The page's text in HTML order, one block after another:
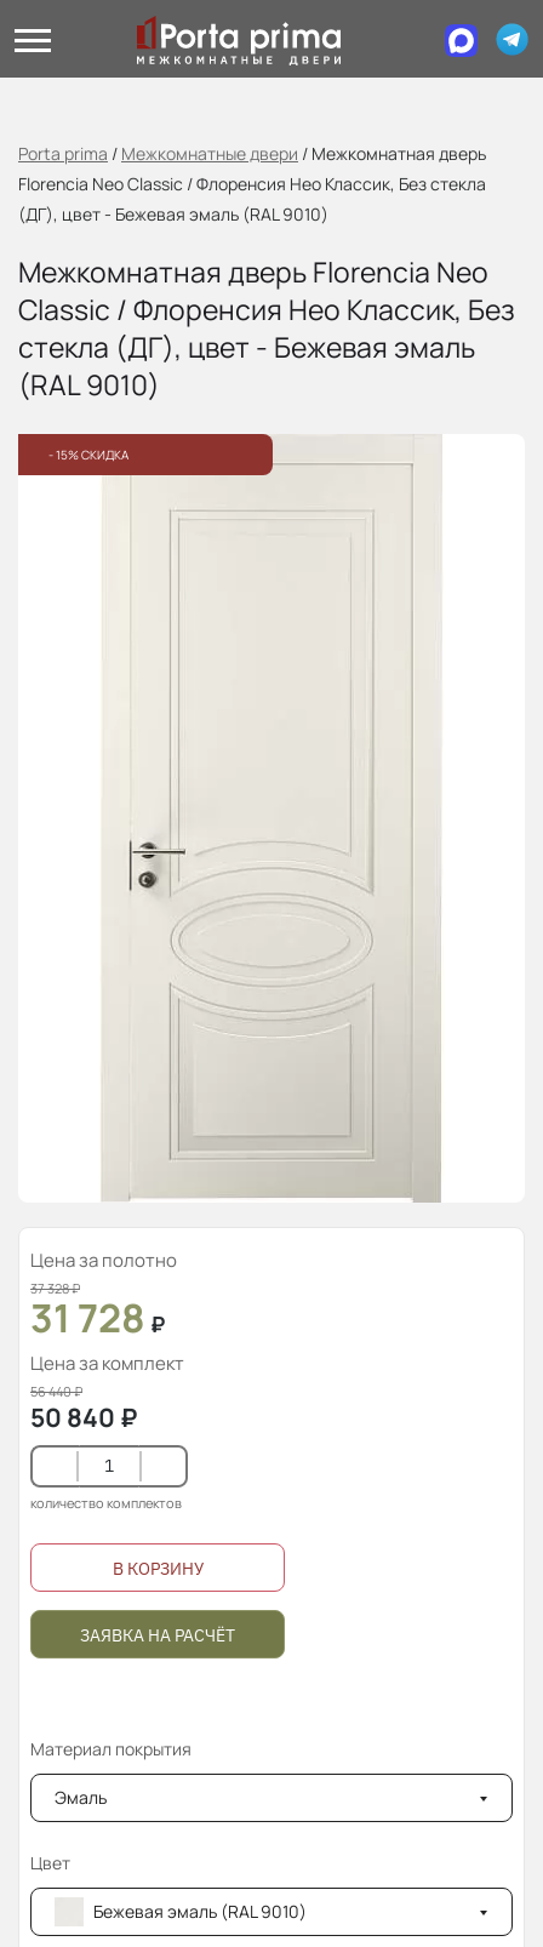
Porta prima / Межкомнатные двери / Межкомнатная дверь
Florencia Neo Classic / Флоренсия Нео Классик, Без стекла
(ДГ), цвет - Бежевая эмаль (RAL 9010)
Межкомнатная дверь Florencia Neo
Classic / Флоренсия Нео Классик, Без
стекла (ДГ), цвет - Бежевая эмаль
(RAL 9010)
- 15% СКИДКА
Цена за полотно
37 328₽
31 728 ₽
Цена за комплект
56 440₽
50 840 ₽
количество комплектов
В КОРЗИНУ
ЗАЯВКА НА РАСЧЁТ
Материал покрытия
Эмаль
Цвет
Бежевая эмаль (RAL 9010)